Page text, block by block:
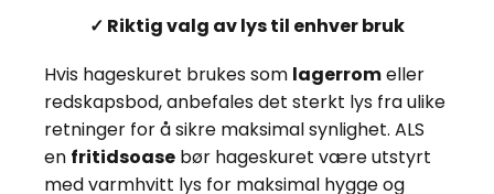
✓ Riktig valg av lys til enhver bruk
Hvis hageskuret brukes som lagerromeller
redskapsbod, anbefales det sterkt lys fra ulike
retninger for å sikre maksimal synlighet. ALS
en fritidsoase bør hageskuret være utstyrt
med varmhvitt lys for maksimal hygge og